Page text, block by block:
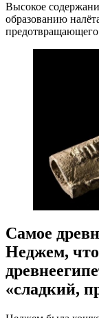
Высокое
образованию
Самое
Неджем, что
«сладкий,